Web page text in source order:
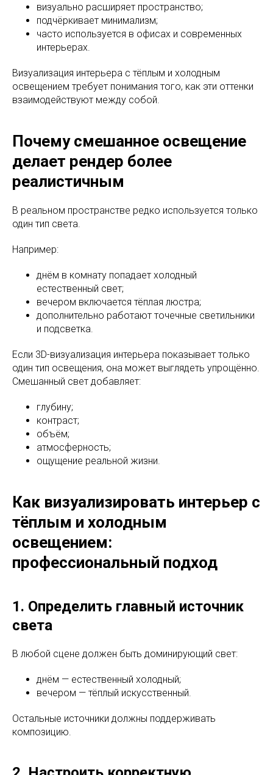
визуально расширяет пространство;
подчёркивает минимализм;
часто используется в офисах и современных
интерьерах.
Визуализация интерьера с тёплым и холодным
освещением требует понимания того, как эти оттенки
взаимодействуют между собой.
Почему смешанное освещение
делает рендер более
реалистичным
В реальном пространстве редко используется только
один тип света.
Например:
днём в комнату попадает холодный
естественный свет;
вечером включается тёплая люстра;
дополнительно работают точечные светильники
и подсветка.
Если 3D-визуализация интерьера показывает только
один тип освещения, она может выглядеть упрощённо.
Смешанный свет добавляет:
глубину;
контраст;
объём;
атмосферность;
ощущение реальной жизни.
Как визуализировать интерьер с
тёплым и холодным
освещением:
профессиональный подход
1. Определить главный источник
света
В любой сцене должен быть доминирующий свет:
днём — естественный холодный;
вечером — тёплый искусственный.
Остальные источники должны поддерживать
композицию.